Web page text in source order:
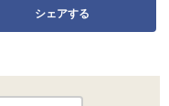
シェアする